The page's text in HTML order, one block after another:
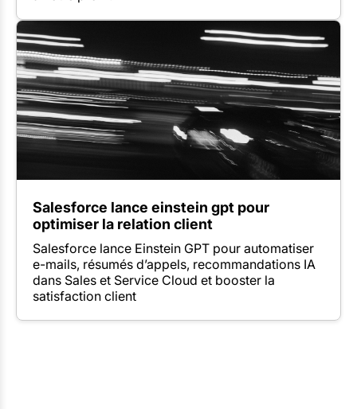
Salesforce lance einstein gpt pour
optimiser la relation client
Salesforce lance Einstein GPT pour automatiser
e-mails, résumés d’appels, recommandations IA
dans Sales et Service Cloud et booster la
satisfaction client